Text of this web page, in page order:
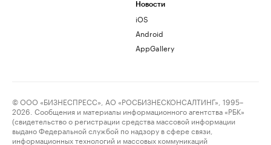
Новости
iOS
Android
AppGallery
© ООО «БИЗНЕСПРЕСС», АО «РОСБИЗНЕСКОНСАЛТИНГ», 1995–
2026. Сообщения и материалы информационного агентства «РБК»
(свидетельство о регистрации средства массовой информации
выдано Федеральной службой по надзору в сфере связи,
информационных технологий и массовых коммуникаций